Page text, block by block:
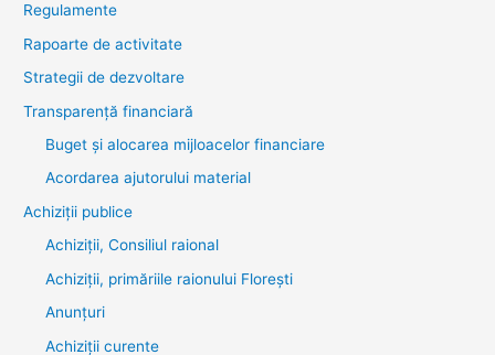
Regulamente
Rapoarte de activitate
Strategii de dezvoltare
Transparenţă financiară
Buget și alocarea mijloacelor financiare
Acordarea ajutorului material
Achiziţii publice
Achiziții, Consiliul raional
Achiziții, primăriile raionului Florești
Anunțuri
Achiziții curente